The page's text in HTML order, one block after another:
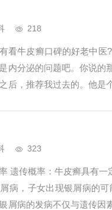
218
看牛皮癣口碑的好老中
内分泌的问题吧。你说的
后，推荐我过去的。他是
323
遗传概率：牛皮癣具有
病，子女出现银屑病的
屑病的发病不仅与遗传因